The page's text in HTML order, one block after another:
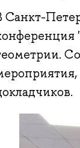
Санкт-